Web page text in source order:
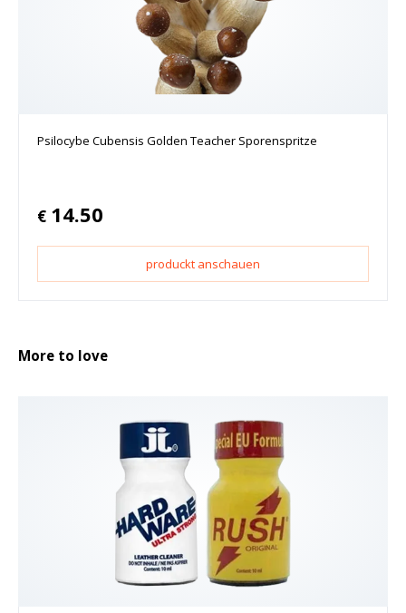
Psilocybe Cubensis Golden Teacher Sporenspritze
€ 14.50
produckt anschauen
More to love